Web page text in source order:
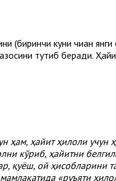
(биринчи куни чиққан
қазосини тутиб беради.
ҳам, ҳайит ҳилоли
кўриб, ҳайитни
қуёш, ой ҳисобларини
«руъяти